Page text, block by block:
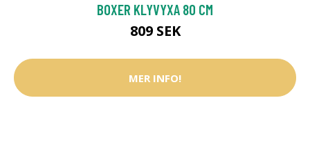
BOXER KLYVYXA 80 CM
809 SEK
MER INFO!